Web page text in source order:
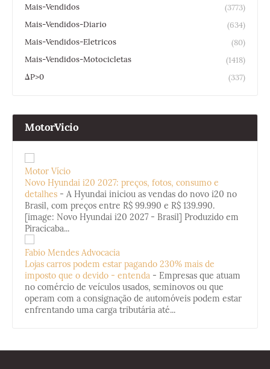
Mais-Vendidos
(3773)
Mais-Vendidos-Diario
(634)
Mais-Vendidos-Eletricos
(80)
Mais-Vendidos-Motocicletas
(1418)
ΔP>0
(337)
MotorVicio
Motor Vício
Novo Hyundai i20 2027: preços, fotos, consumo e
detalhes - A Hyundai iniciou as vendas do novo i20 no
Brasil, com preços entre R$ 99.990 e R$ 139.990.
[image: Novo Hyundai i20 2027 - Brasil] Produzido em
Piracicaba...
Fabio Mendes Advocacia
Lojas carros podem estar pagando 230% mais de
imposto que o devido - entenda - Empresas que atuam
no comércio de veículos usados, seminovos ou que
operam com a consignação de automóveis podem estar
enfrentando uma carga tributária até...